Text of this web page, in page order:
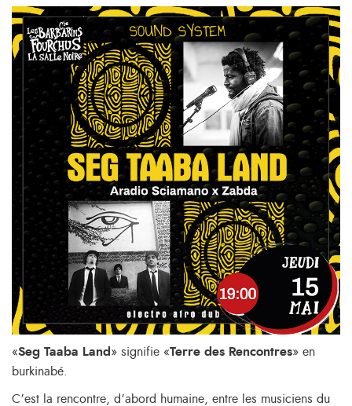
«Seg Taaba Land » signifie «Terre des Rencontres» en
burkinabé.
C’est la rencontre, d’abord humaine, entre les musiciens du